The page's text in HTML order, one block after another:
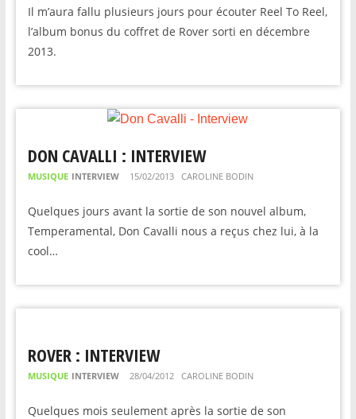
Il m’aura fallu plusieurs jours pour écouter Reel To Reel,
l’album bonus du coffret de Rover sorti en décembre
2013.
DON CAVALLI : INTERVIEW
MUSIQUE INTERVIEW 15/02/2013 CAROLINE BODIN
Quelques jours avant la sortie de son nouvel album,
Temperamental, Don Cavalli nous a reçus chez lui, à la
cool…
ROVER : INTERVIEW
MUSIQUE INTERVIEW 28/04/2012 CAROLINE BODIN
Quelques mois seulement après la sortie de son